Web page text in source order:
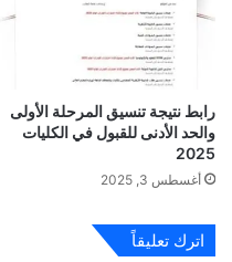
رابط نتيجة تنسيق المرحلة الأولى
والحد الأدنى للقبول في الكليات
2025
أغسطس 3, 2025
اترك تعليقاً